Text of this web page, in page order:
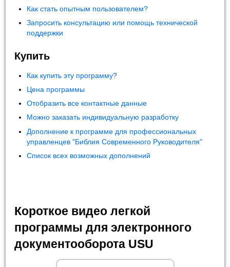
Как стать опытным пользователем?
Запросить консультацию или помощь технической
поддержки
Купить
Как купить эту программу?
Цена программы
Отобразить все контактные данные
Можно заказать индивидуальную разработку
Дополнение к программе для профессиональных
управленцев "Библия Современного Руководителя"
Список всех возможных дополнений
Короткое видео легкой
программы для электронного
документооборота USU